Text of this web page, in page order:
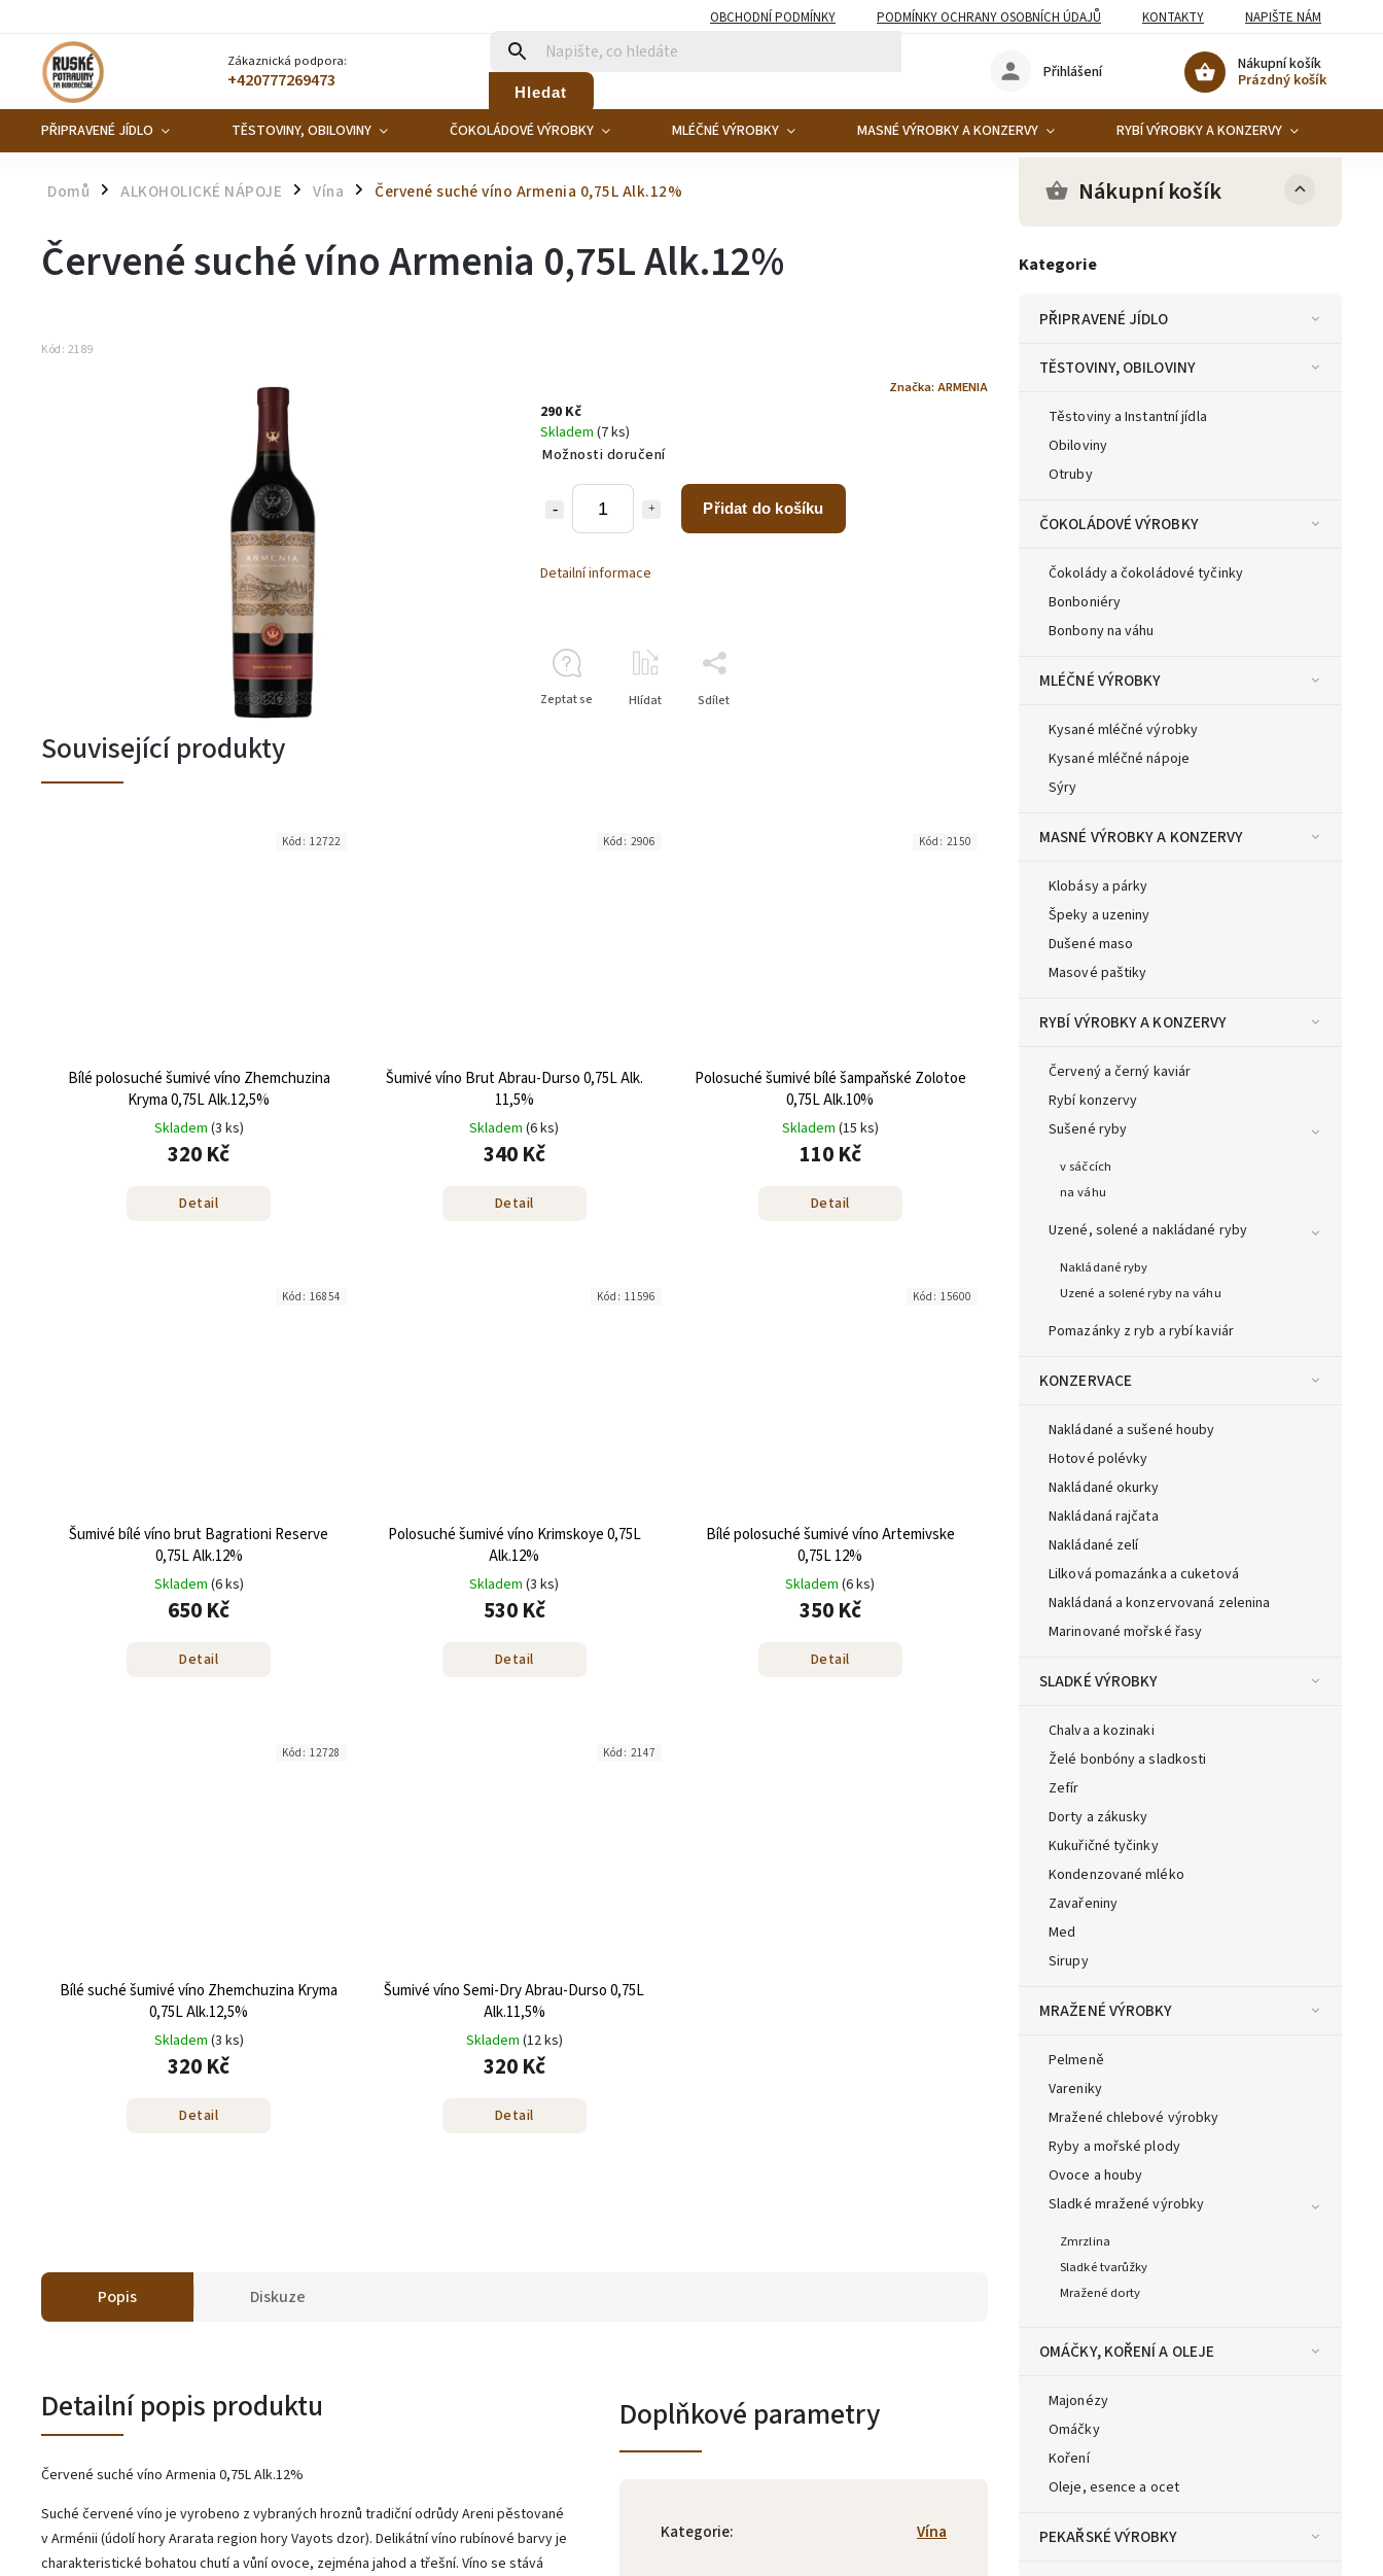
OBCHODNÍ PODMÍNKY PODMÍNKY OCHRANY OSOBNÍCH ÚDAJŮ KONTAKTY NAPIŠTE NÁM
Zákaznická podpora:
+420777269473 Hledat
Nákupní košík
Prázdný košík
Přihlášení
PŘIPRAVENÉ JÍDLO TĚSTOVINY, OBILOVINY ČOKOLÁDOVÉ VÝROBKY MLÉČNÉ VÝROBKY MASNÉ VÝROBKY A KONZERVY RYBÍ VÝROBKY A KONZERVY
Domů / ALKOHOLICKÉ NÁPOJE / Vína / Červené suché víno Armenia 0,75L Alk.12% Nákupní košík
Kategorie
PŘIPRAVENÉ JÍDLO
TĚSTOVINY, OBILOVINY
Těstoviny a Instantní jídla
Obiloviny
Otruby
ČOKOLÁDOVÉ VÝROBKY
Čokolády a čokoládové tyčinky
Bonboniéry
Bonbony na váhu
MLÉČNÉ VÝROBKY
Kysané mléčné výrobky
Kysané mléčné nápoje
Sýry
MASNÉ VÝROBKY A KONZERVY
Klobásy a párky
Špeky a uzeniny
Dušené maso
Masové paštiky
RYBÍ VÝROBKY A KONZERVY
Červený a černý kaviár
Rybí konzervy
Sušené ryby
v sáčcích
na váhu
Uzené, solené a nakládané ryby
Nakládané ryby
Uzené a solené ryby na váhu
Pomazánky z ryb a rybí kaviár
KONZERVACE
Nakládané a sušené houby
Hotové polévky
Nakládané okurky
Nakládaná rajčata
Nakládané zelí
Lilková pomazánka a cuketová
Nakládaná a konzervovaná zelenina
Marinované mořské řasy
SLADKÉ VÝROBKY
Chalva a kozinaki
Želé bonbóny a sladkosti
Zefír
Dorty a zákusky
Kukuřičné tyčinky
Kondenzované mléko
Zavařeniny
Med
Sirupy
MRAŽENÉ VÝROBKY
Pelmeně
Vareniky
Mražené chlebové výrobky
Ryby a mořské plody
Ovoce a houby
Sladké mražené výrobky
Zmrzlina
Sladké tvarůžky
Mražené dorty
OMÁČKY, KOŘENÍ A OLEJE
Majonézy
Omáčky
Koření
Oleje, esence a ocet
PEKAŘSKÉ VÝROBKY
Červené suché víno Armenia 0,75L Alk.12%
Kód: 2189
Značka: ARMENIA
290 Kč
Skladem (7 ks)
Možnosti doručení
Přidat do košíku
Detailní informace
Zeptat se Hlídat Sdílet
Související produkty
Bílé polosuché šumivé víno Zhemchuzina
Kryma 0,75L Alk.12,5%
Skladem (3 ks)
320 Kč
Detail
Kód: 12722
Šumivé víno Brut Abrau-Durso 0,75L Alk.
11,5%
Skladem(6 ks)
340 Kč
Detail
Kód:2906
Polosuché šumivé bílé šampaňské Zolotoe
0,75L Alk.10%
Skladem (15 ks)
110 Kč
Detail
Kód: 2150
Šumivé bílé víno brut Bagrationi Reserve
0,75L Alk.12%
Skladem (6 ks)
650 Kč
Detail
Kód: 16854
Polosuché šumivé víno Krimskoye 0,75L
Alk.12%
Skladem(3 ks)
530 Kč
Detail
Kód:11596
Bílé polosuché šumivé víno Artemivske
0,75L 12%
Skladem(6 ks)
350 Kč
Detail
Kód: 15600
Bílé suché šumivé víno Zhemchuzina Kryma
0,75L Alk.12,5%
Skladem (3 ks)
320 Kč
Detail
Kód: 12728
Šumivé víno Semi-Dry Abrau-Durso 0,75L
Alk.11,5%
Skladem (12 ks)
320 Kč
Detail
Kód:2147
Popis Diskuze
Detailní popis produktu
Červené suché víno Armenia 0,75L Alk.12%
Suché červené víno je vyrobeno z vybraných hroznů tradiční odrůdy Areni pěstované
v Arménii (údolí hory Ararata region hory Vayots dzor). Delikátní víno rubínové barvy je
charakteristické bohatou chutí a vůní ovoce, zejména jahod a třešní. Víno se stává
Doplňkové parametry
Kategorie: Vína